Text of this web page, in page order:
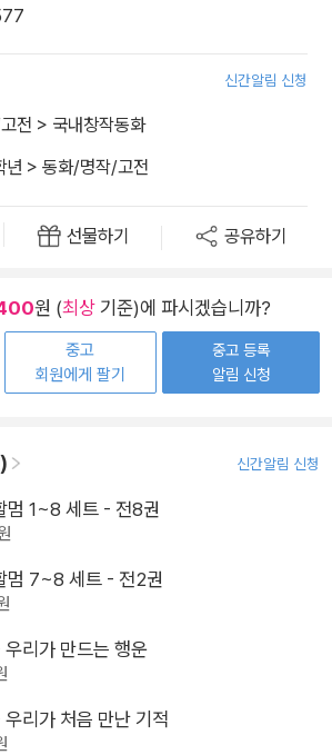
신간알림 신청
전 > 국내창작동화
년 > 동화/명작/고전
선물하기 공유하기
원 (최상 기준)에 파시겠습니까?
중고
회원에게 팔기
중고 등록
알림 신청
신간알림 신청
멈 1~8 세트 - 전8권
멈 7~8 세트 - 전2권
리가 만드는 행운
리가 처음 만난 기적